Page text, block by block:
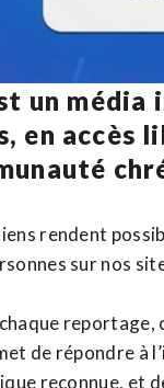
un média
en accès
rendent
sur nos
de répondre à
reconnue, et